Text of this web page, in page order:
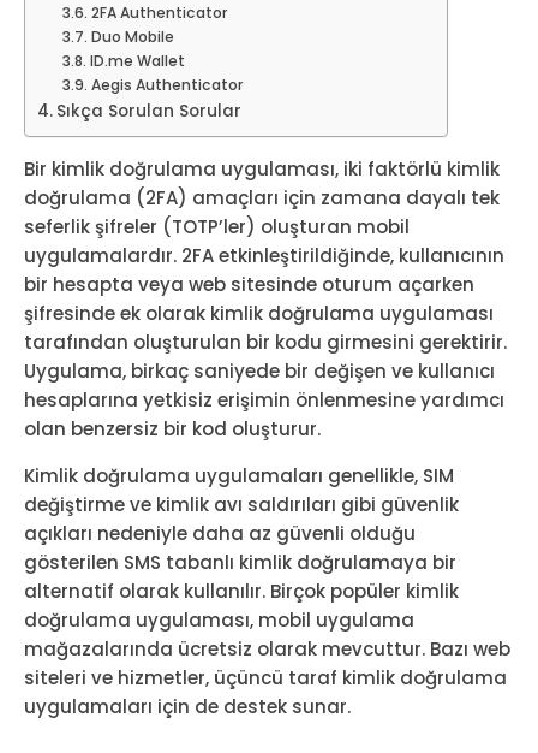
2FA Authenticator
Duo Mobile
ID.me Wallet
Aegis Authenticator
Sıkça Sorulan Sorular
Bir kimlik doğrulama uygulaması, iki faktörlü kimlik
doğrulama (2FA) amaçları için zamana dayalı tek
seferlik şifreler (TOTP’ler) oluşturan mobil
uygulamalardır. 2FA etkinleştirildiğinde, kullanıcının
bir hesapta veya web sitesinde oturum açarken
şifresinde ek olarak kimlik doğrulama uygulaması
tarafından oluşturulan bir kodu girmesini gerektirir.
Uygulama, birkaç saniyede bir değişen ve kullanıcı
hesaplarına yetkisiz erişimin önlenmesine yardımcı
olan benzersiz bir kod oluşturur.
Kimlik doğrulama uygulamaları genellikle, SIM
değiştirme ve kimlik avı saldırıları gibi güvenlik
açıkları nedeniyle daha az güvenli olduğu
gösterilen SMS tabanlı kimlik doğrulamaya bir
alternatif olarak kullanılır. Birçok popüler kimlik
doğrulama uygulaması, mobil uygulama
mağazalarında ücretsiz olarak mevcuttur. Bazı web
siteleri ve hizmetler, üçüncü taraf kimlik doğrulama
uygulamaları için de destek sunar.